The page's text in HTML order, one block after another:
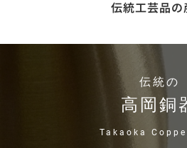
伝統工芸品の
伝統の
高岡銅
Takaoka